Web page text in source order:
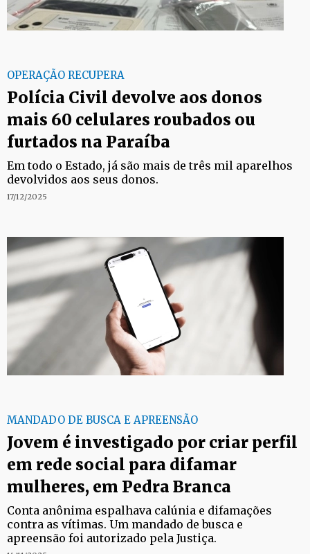
OPERAÇÃO RECUPERA
Polícia Civil devolve aos donos
mais 60 celulares roubados ou
furtados na Paraíba
Em todo o Estado, já são mais de três mil aparelhos
devolvidos aos seus donos.
17/12/2025
MANDADO DE BUSCA E APREENSÃO
Jovem é investigado por criar perfil
em rede social para difamar
mulheres, em Pedra Branca
Conta anônima espalhava calúnia e difamações
contra as vítimas. Um mandado de busca e
apreensão foi autorizado pela Justiça.